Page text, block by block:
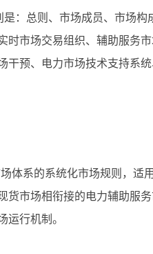
是：总则、市场成员、市场
时市场交易组织、辅助服务
干预、电力市场技术支持系
体系的系统化市场规则，适
市场相衔接的电力辅助服
运行机制。